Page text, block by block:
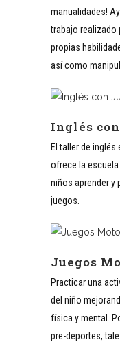
manualidades!
trabajo realizado
propias
así como
Inglés
El taller de
ofrece la escuela
niños aprender y
juegos.
Juegos
Practicar una
del niño
física y mental.
pre-deportes,